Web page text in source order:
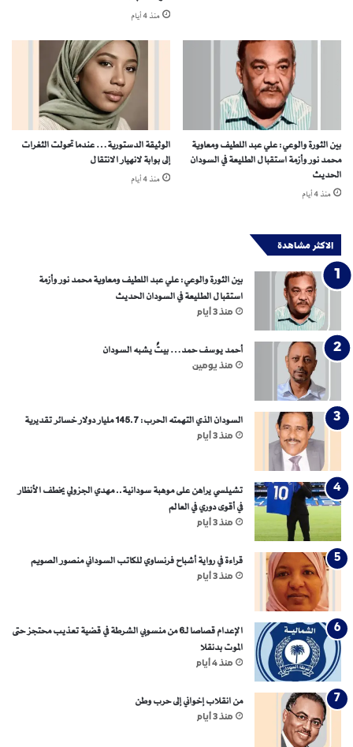
منذ 4 أيام
بين الثورة والوعي: علي عبد اللطيف ومعاوية
محمد نور وأزمة استقبال الطليعة في السودان
الحديث
منذ 4 أيام
الوثيقة الدستورية… عندما تحولت الثغرات
إلى بوابة لانهيار الانتقال
منذ 4 أيام
الاكثر مشاهدة
بين الثورة والوعي: علي عبد اللطيف ومعاوية محمد نور وأزمة
استقبال الطليعة في السودان الحديث
منذ 3 أيام
أحمد يوسف حمد… بيتٌ يشبه السودان
منذ يومين
السودان الذي التهمته الحرب: 145.7 مليار دولار خسائر تقديرية
منذ 3 أيام
تشيلسي يراهن على موهبة سودانية.. مهدي الجزولي يخطف الأنظار
في أقوى دوري في العالم
منذ 3 أيام
قراءة في رواية أشباح فرنساوي للكاتب السوداني منصور الصويم
منذ 3 أيام
الإعدام قصاصا لـ6 من منسوبي الشرطة في قضية تعذيب محتجز حتى
الموت بدنقلا
منذ 4 أيام
من انقلاب إخواني إلى حرب وطن
منذ 3 أيام